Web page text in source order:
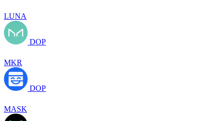
LUNA
DOP
MKR
DOP
MASK